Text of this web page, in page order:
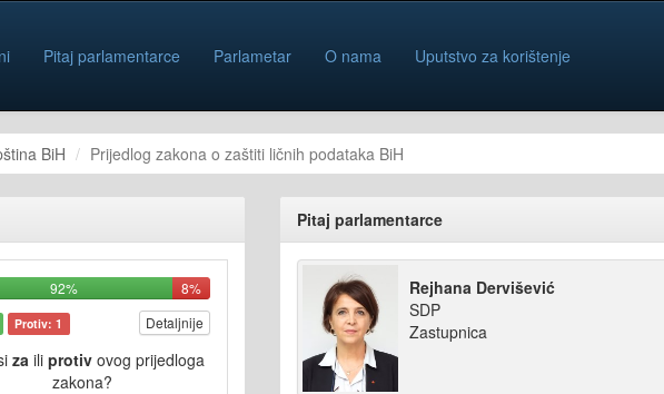
Pitaj parlamentarce Parlametar O nama Uputstvo za korištenje
BiH Prijedlog zakona o zaštiti ličnih podataka BiH
92% 8%
Protiv: 1 Detaljnije
zaili protivovog prijedloga
zakona?
Pitaj parlamentarce
Rejhana Dervišević
SDP
Zastupnica